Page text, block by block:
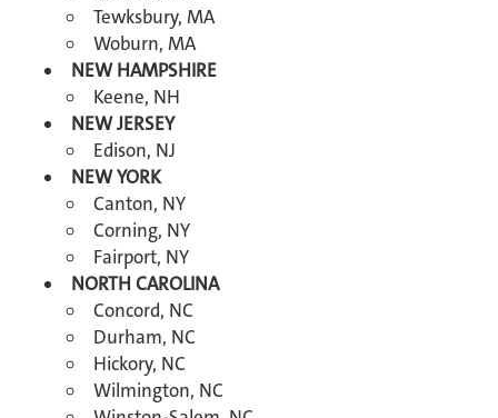
Tewksbury, MA
Woburn, MA
NEW HAMPSHIRE
Keene, NH
NEW JERSEY
Edison, NJ
NEW YORK
Canton, NY
Corning, NY
Fairport, NY
NORTH CAROLINA
Concord, NC
Durham, NC
Hickory, NC
Wilmington, NC